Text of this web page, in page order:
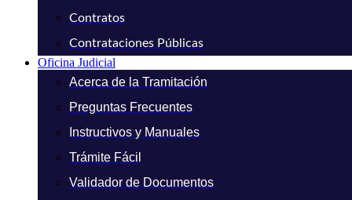
Contratos
Contrataciones Públicas
Oficina Judicial
Acerca de la Tramitación
Preguntas Frecuentes
Instructivos y Manuales
Trámite Fácil
Validador de Documentos